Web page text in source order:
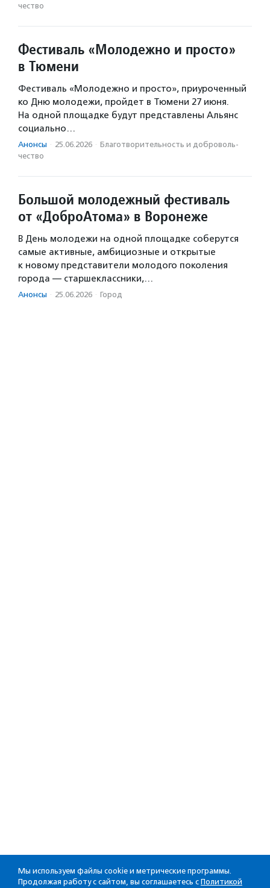
чест­во
Фестиваль «Молодежно и просто»
в Тюмени
Фестиваль «Молодежно и просто», приуроченный
ко Дню молодежи, пройдет в Тюмени 27 июня.
На одной площадке будут представлены Альянс
социально…
Анонсы · 25.06.2026 · Благотвори­тель­ность и доброволь­
чест­во
Большой молодежный фестиваль
от «ДоброАтома» в Воронеже
В День молодежи на одной площадке соберутся
самые активные, амбициозные и открытые
к новому представители молодого поколения
города — старшеклассники,…
Анонсы · 25.06.2026 · Город
Мы используем файлы cookie и метрические программы.
Продолжая работу с сайтом, вы соглашаетесь с Политикой